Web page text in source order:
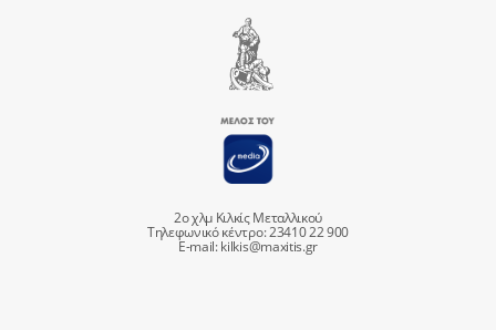
2ο χλμ Κιλκίς Μεταλλικού
Τηλεφωνικό κέντρο: 23410 22 900
E-mail:kilkis@maxitis.gr